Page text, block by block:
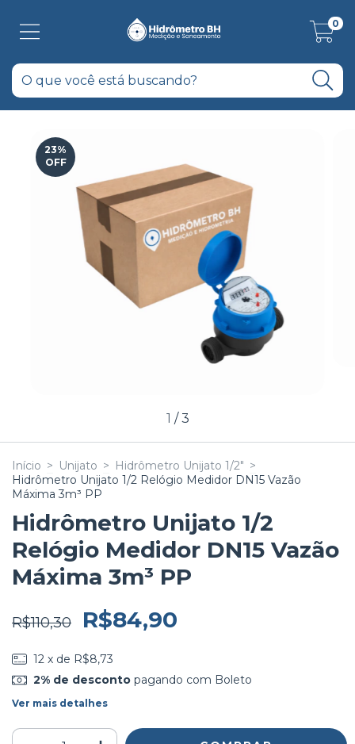
0
23%
OFF
1 /3
Início > Unijato > Hidrômetro Unijato 1/2" >
Hidrômetro Unijato 1/2 Relógio Medidor DN15 Vazão
Máxima 3m³ PP
Hidrômetro Unijato 1/2
Relógio Medidor DN15 Vazão
Máxima 3m³ PP
R$110,30 R$84,90
12 x de R$8,73
2% de descontopagando com Boleto
Ver mais detalhes